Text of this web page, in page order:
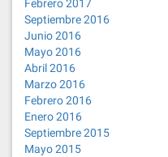
Febrero 2017
Septiembre 2016
Junio 2016
Mayo 2016
Abril 2016
Marzo 2016
Febrero 2016
Enero 2016
Septiembre 2015
Mayo 2015